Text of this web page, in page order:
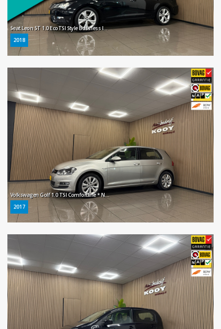
Seat Leon ST 1.0 EcoTSI Style Business Intense * Automaat / Carplay / Parkeersensoren / NL Auto *
2018
Volkswagen Golf 1.0 TSI Comfortline * Navigatie / Parkeersensoren / Cruise control / NL Auto *
2017